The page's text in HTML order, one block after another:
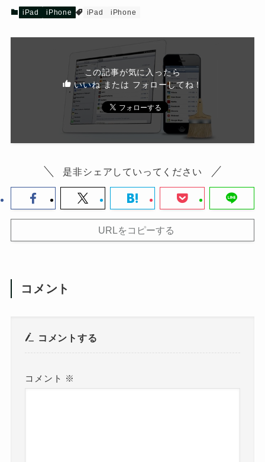
iPad iPhone iPad iPhone
この記事が気に入ったら
いいね または フォローしてね！
是非シェアしていってください
URLをコピーする
コメント
コメントする
コメント ※